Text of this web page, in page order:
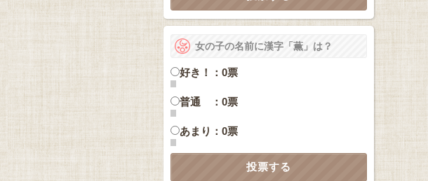
女の子の名前に漢字「薫」は？
好き！：0票
普通 ：0票
あまり：0票